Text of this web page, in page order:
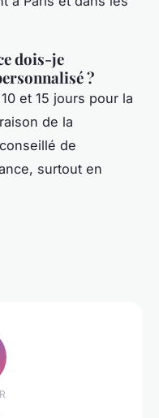
dois-je
?
et 15 jours pour la
de la
de
surtout en